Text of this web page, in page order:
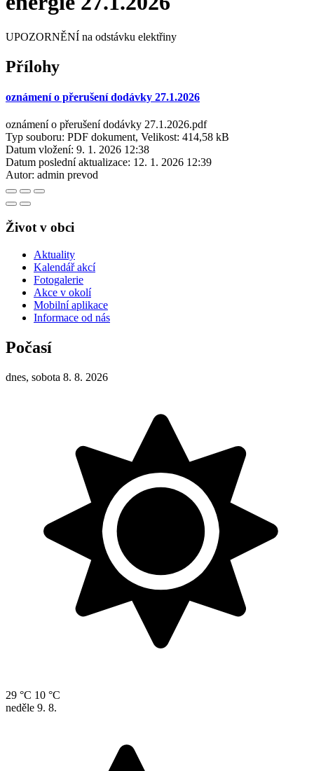
UPOZORNĚNÍ na odstávku elektřiny
Přílohy
oznámení o přerušení dodávky 27.1.2026
oznámení o přerušení dodávky 27.1.2026.pdf
Typ souboru: PDF dokument, Velikost: 414,58 kB
Datum vložení: 9. 1. 2026 12:38
Datum poslední aktualizace: 12. 1. 2026 12:39
Autor: admin prevod
Život v obci
Aktuality
Kalendář akcí
Fotogalerie
Akce v okolí
Mobilní aplikace
Informace od nás
Počasí
dnes, sobota 8. 8. 2026
29 °C 10 °C
neděle 9. 8.